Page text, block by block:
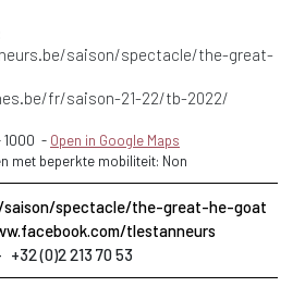
saison/spectacle/the-great-
fr/saison-21-22/tb-2022/
1000 - Open in Google Maps
met beperkte mobiliteit: Non
saison/spectacle/the-great-he-goat
tlestanneurs
+32 (0)2 213 70 53